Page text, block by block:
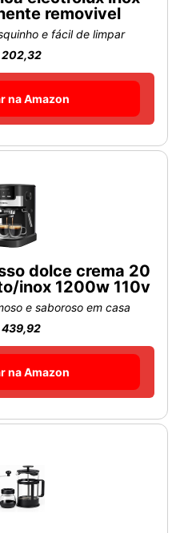
removivel
e fácil de limpar
202,32
na Amazon
dolce crema 20
inox 1200w 110v
e saboroso em casa
439,92
na Amazon